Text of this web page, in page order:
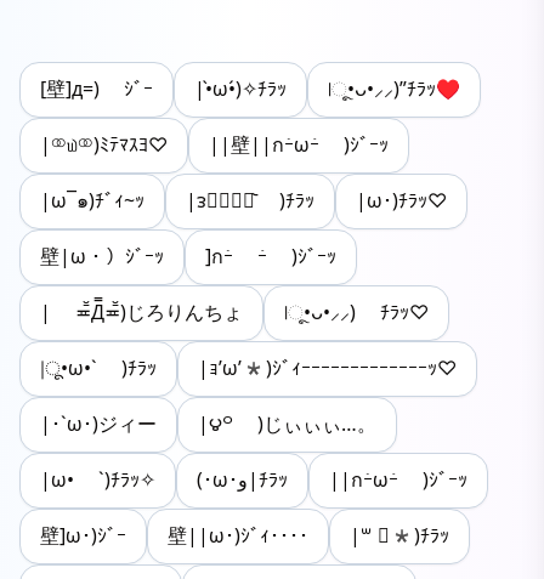
‎[壁]д=) ｼﾞｰ |•̀ω•́)✧ﾁﾗｯ |ૂ•ᴗ•⸝⸝)”ﾁﾗｯ♥
|⚭௰⚭)ﾐﾃﾏｽﾖ♡ ||壁||กｰ̀ωｰ́ )ｼﾞｰｯ
|ω¯๑)ﾁﾞｨ~ｯ |ᴈ⚭⃙⃚⃘᷅ )ﾁﾗｯ |ω･)ﾁﾗｯ♡
壁|ω・）ｼﾞｰｯ ]กｰ̀ ｰ́ )ｼﾞｰｯ
| ≖̄̆Д̿≖̄̆)じろりんちょ |ૂ•ᴗ•⸝⸝) ﾁﾗｯ♡
|ू•ω•` )ﾁﾗｯ |ｮ’ω’*)ｼﾞｨｰｰｰｰｰｰｰｰｰｰｰｰｰｯ♡
|･`ω･)ジィー |౪꒪ )じぃぃぃ…。
|ω• `)ﾁﾗｯ✧ (･ω･و|ﾁﾗｯ ||กｰ̀ωｰ́ )ｼﾞｰｯ
壁]ω･)ｼﾞｰ 壁||ω･)ｼﾞｨ････ |꒳ ॑*)ﾁﾗｯ